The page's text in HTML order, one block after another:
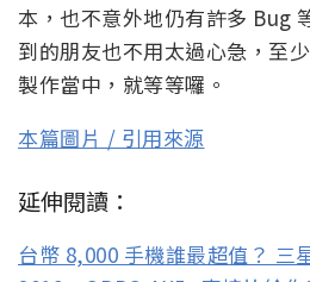
本，也不意外地仍有許多 Bug
到的朋友也不用太過心急，至
製作當中，就等等囉。
本篇圖片 / 引用來源
延伸閱讀：
台幣 8,000 手機誰最超值？ 三